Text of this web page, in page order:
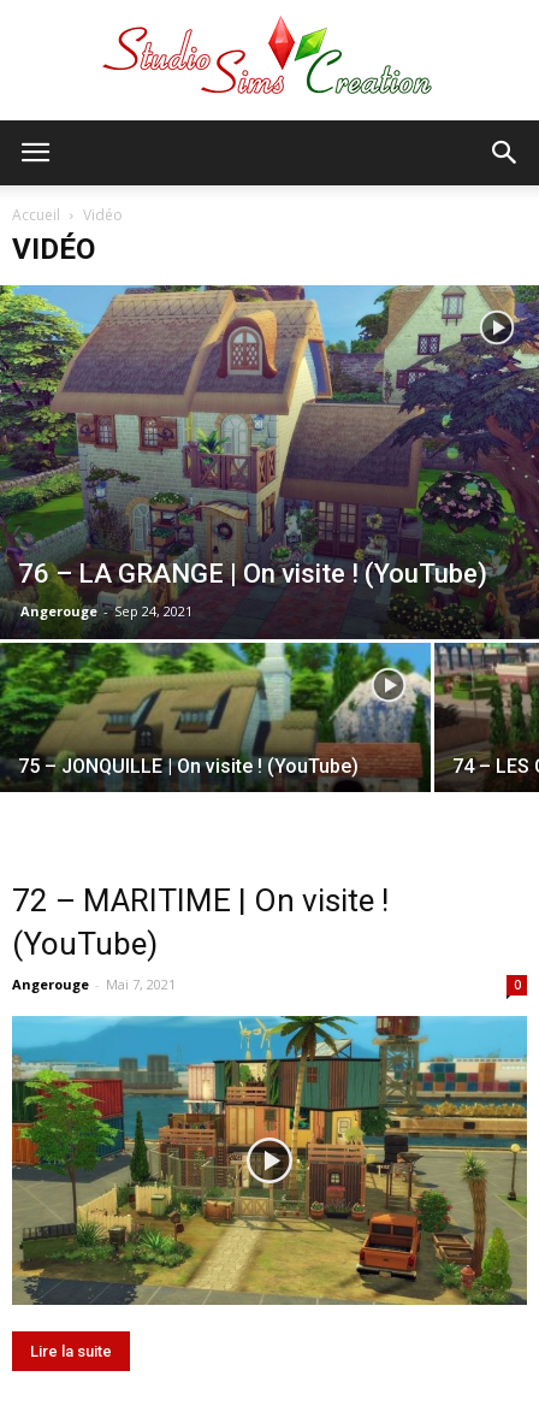
Creation
Accueil Vidéo
VIDÉO
76 – LA GRANGE | On visite ! (YouTube)
Angerouge - Sep 24, 2021
75 – JONQUILLE | On visite ! (YouTube) 74 – LES
72 – MARITIME | On visite !
(YouTube)
Angerouge - Mai 7, 2021 0
Lire la suite